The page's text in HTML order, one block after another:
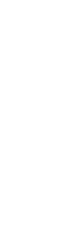
Achoach,
zoon van
uit Gibea
Arba,
Saalbon, de
Samma, uit